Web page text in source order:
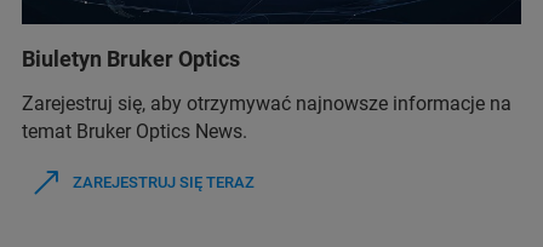
Biuletyn Bruker Optics
Zarejestruj się, aby otrzymywać najnowsze informacje na
temat Bruker Optics News.
ZAREJESTRUJ SIĘ TERAZ